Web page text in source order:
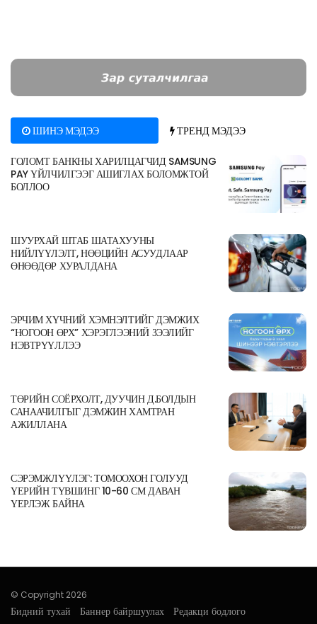
ШИНЭ МЭДЭЭ ТРЕНД МЭДЭЭ
ГОЛОМТ БАНКНЫ ХАРИЛЦАГЧИД SAMSUNG
PAY ҮЙЛЧИЛГЭЭГ АШИГЛАХ БОЛОМЖТОЙ
БОЛЛОО
ШУУРХАЙ ШТАБ ШАТАХУУНЫ
НИЙЛҮҮЛЭЛТ, НӨӨЦИЙН АСУУДЛААР
ӨНӨӨДӨР ХУРАЛДАНА
ЭРЧИМ ХҮЧНИЙ ХЭМНЭЛТИЙГ ДЭМЖИХ
“НОГООН ӨРХ” ХЭРЭГЛЭЭНИЙ ЗЭЭЛИЙГ
НЭВТРҮҮЛЛЭЭ
ТӨРИЙН СОЁРХОЛТ, ДУУЧИН Д.БОЛДЫН
САНААЧИЛГЫГ ДЭМЖИН ХАМТРАН
АЖИЛЛАНА
СЭРЭМЖЛҮҮЛЭГ: ТОМООХОН ГОЛУУД
ҮЕРИЙН ТҮВШИНГ 10-60 СМ ДАВАН
ҮЕРЛЭЖ БАЙНА
© Copyright 2026
Бидний тухай Баннер байршуулах
Редакци бодлого